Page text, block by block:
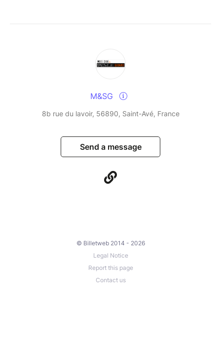
M&SG
8b rue du lavoir, 56890, Saint-Avé, France
Send a message
© Billetweb 2014 - 2026
Legal Notice
Report this page
Contact us